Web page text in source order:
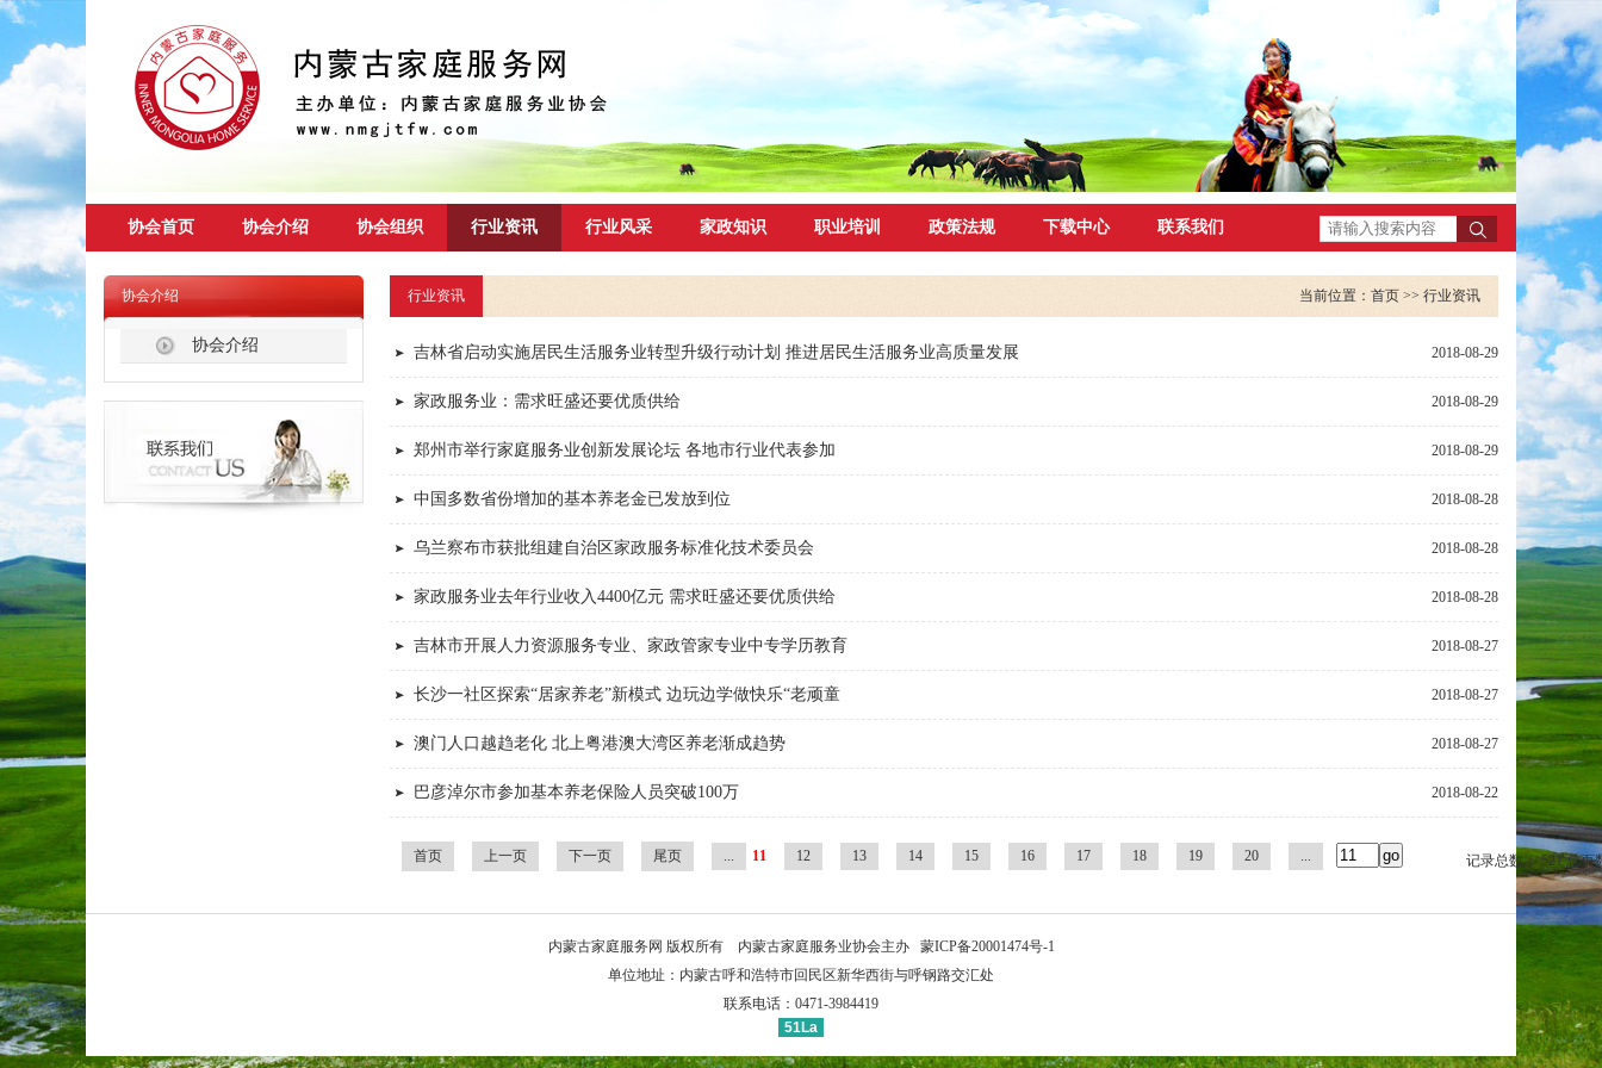
协会首页 协会介绍 协会组织 行业资讯 行业风采 家政知识 职业培训 政策法规 下载中心 联系我们
协会介绍
协会介绍
当前位置： 首页 >> 行业资讯
行业资讯
2018-08-29
吉林省启动实施居民生活服务业转型升级行动计划 推进居民生活服务业高质量发展
2018-08-29
家政服务业：需求旺盛还要优质供给
2018-08-29
郑州市举行家庭服务业创新发展论坛 各地市行业代表参加
2018-08-28
中国多数省份增加的基本养老金已发放到位
2018-08-28
乌兰察布市获批组建自治区家政服务标准化技术委员会
2018-08-28
家政服务业去年行业收入4400亿元 需求旺盛还要优质供给
2018-08-27
吉林市开展人力资源服务专业、家政管家专业中专学历教育
2018-08-27
长沙一社区探索“居家养老”新模式 边玩边学做快乐“老顽童
2018-08-27
澳门人口越趋老化 北上粤港澳大湾区养老渐成趋势
2018-08-22
巴彦淖尔市参加基本养老保险人员突破100万
首页 上一页 下一页 尾页 ... 11 12 13 14 15 16 17 18 19 20 ... 记录总数： 521 总页
内蒙古家庭服务网 版权所有 内蒙古家庭服务业协会主办 蒙ICP备20001474号-1
单位地址：内蒙古呼和浩特市回民区新华西街与呼钢路交汇处
联系电话：0471-3984419
51La